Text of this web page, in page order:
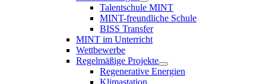
Talentschule MINT
MINT-freundliche Schule
BISS Transfer
MINT im Unterricht
Wettbewerbe
Regelmäßige Projekte
Regenerative Energien
Klimastation